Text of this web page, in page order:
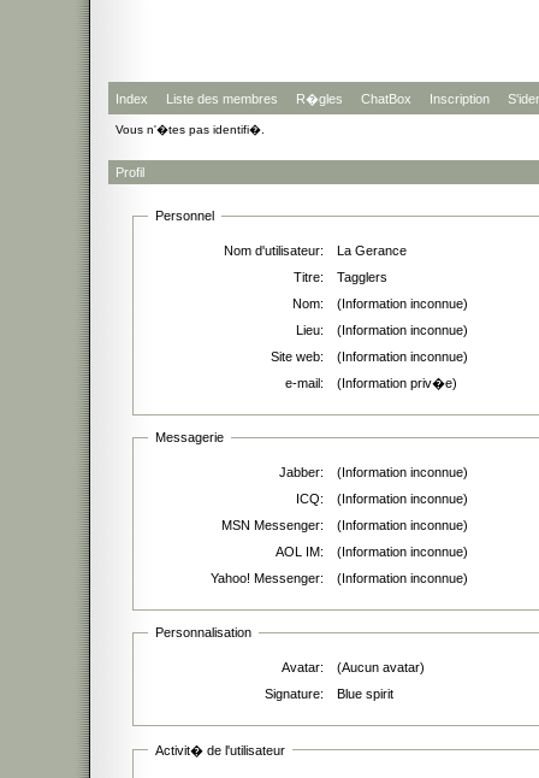
Index Liste des membres R�gles ChatBox Inscription
Vous n'�tes pas identifi�.
Profil
Personnel
Nom d'utilisateur:
La Gerance
Titre:
Tagglers
Nom:
(Information inconnue)
Lieu:
(Information inconnue)
Site web:
(Information inconnue)
e-mail:
(Information priv�e)
Messagerie
Jabber:
(Information inconnue)
ICQ:
(Information inconnue)
MSN Messenger:
(Information inconnue)
AOL IM:
(Information inconnue)
Yahoo! Messenger:
(Information inconnue)
Personnalisation
Avatar:
(Aucun avatar)
Signature:
Blue spirit
Activit� de l'utilisateur